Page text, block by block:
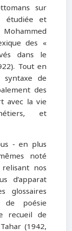
sur
étudiée et
des «
dans le
Tout en
de
des
avec la vie
et
- en plus
noté
nos
d’apparat
glossaires
de poésie
recueil de
(1942,